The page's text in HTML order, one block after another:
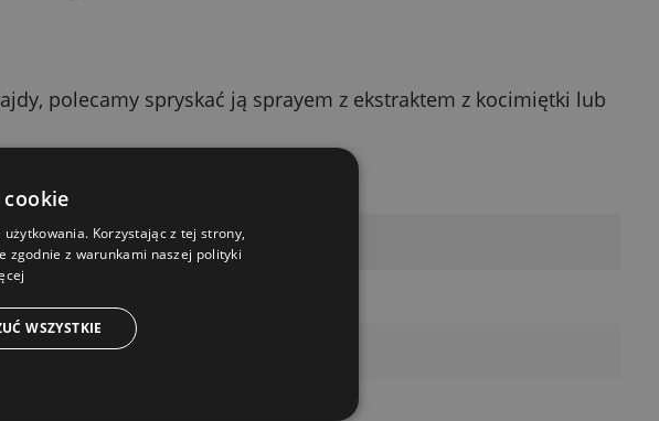
polecamy spryskać ją sprayem z ekstraktem z kocimiętki lub
Wartość
mysz
Korzystając z tej strony,
zgodnie z warunkami naszej polityki
WSZYSTKIE